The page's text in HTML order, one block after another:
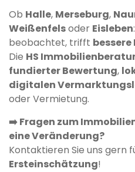
Ob Halle, Merseburg,
Weißenfelsoder Eisleben
beobachtet, trifft
Die HS
fundierter Bewertung,
digitalen
oder Vermietung.
➡️ Fragen zum
eine Veränderung?
Kontaktieren Sie uns gern
Ersteinschätzung!